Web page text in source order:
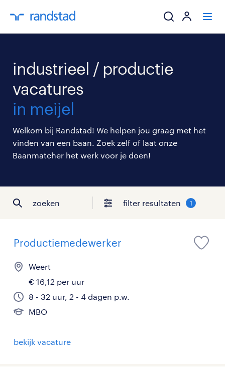
ik zoek een
over randstad
industrieel / productie
vacatures
in meijel
Welkom bij Randstad! We helpen jou graag met het
vinden van een baan. Zoek zelf of laat onze
Baanmatcher het werk voor je doen!
zoeken filter resultaten 1
Productiemedewerker
Weert
€ 16,12 per uur
8 - 32 uur, 2 - 4 dagen p.w.
MBO
bekijk vacature